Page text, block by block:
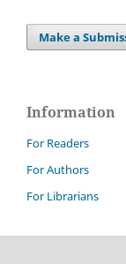
Make a
Information
For Readers
For Authors
For Librarians